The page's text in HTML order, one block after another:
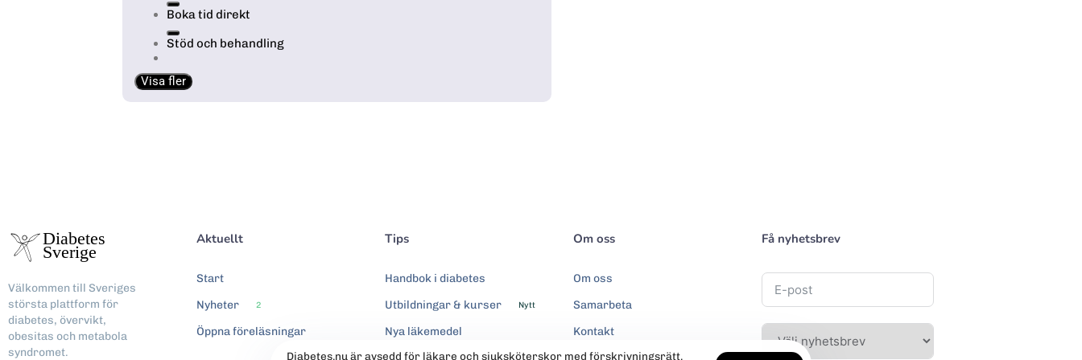
Boka tid direkt
Stöd och behandling
Visa fler
Välkommen till Sveriges
största plattform för
diabetes, övervikt,
obesitas och metabola
syndromet.
Aktuellt
Start
Nyheter
2
Öppna föreläsningar
Tips
Handbok i diabetes
Utbildningar & kurser
Nytt
Nya läkemedel
Om oss
Om oss
Samarbeta
Kontakt
Få nyhetsbrev
Diabetes.nu är avsedd för läkare och sjuksköterskor med förskrivningsrätt.